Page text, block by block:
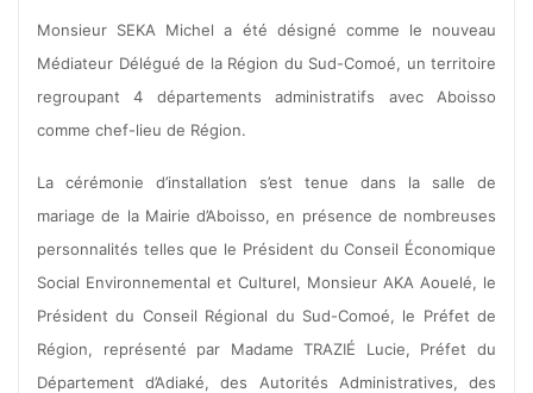
Monsieur SEKA Michel a été désigné comme le nouveau
Médiateur Délégué de la Région du Sud-Comoé, un territoire
regroupant 4 départements administratifs avec Aboisso
comme chef-lieu de Région.
La cérémonie d’installation s’est tenue dans la salle de
mariage de la Mairie d’Aboisso, en présence de nombreuses
personnalités telles que le Président du Conseil Économique
Social Environnemental et Culturel, Monsieur AKA Aouelé, le
Président du Conseil Régional du Sud-Comoé, le Préfet de
Région, représenté par Madame TRAZIÉ Lucie, Préfet du
Département d’Adiaké, des Autorités Administratives, des